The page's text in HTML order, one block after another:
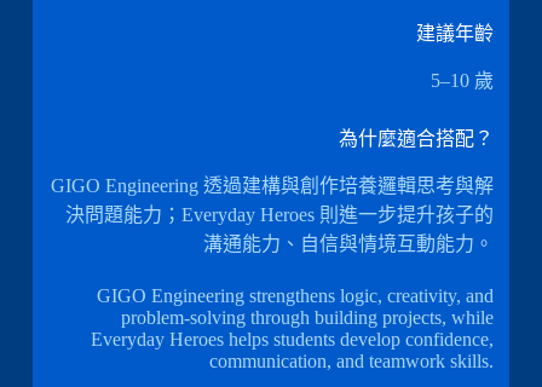
建議年齡
5–10 歲
為什麼適合搭配？
GIGO Engineering 透過建構與創作培養邏輯思考與解
決問題能力；Everyday Heroes 則進一步提升孩子的
溝通能力、自信與情境互動能力。
GIGO Engineering strengthens logic, creativity, and
problem-solving through building projects, while
Everyday Heroes helps students develop confidence,
communication, and teamwork skills.